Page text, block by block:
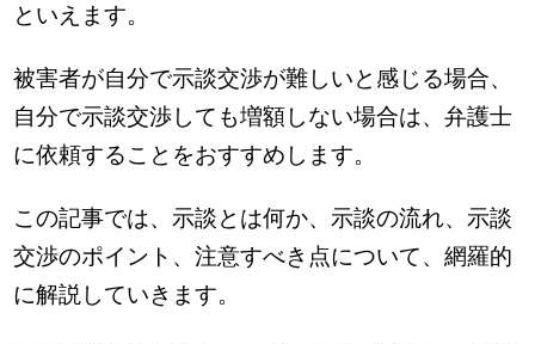
といえます。
被害者が自分で示談交渉が難しいと感じる場合、
自分で示談交渉しても増額しない場合は、弁護士
に依頼することをおすすめします。
この記事では、示談とは何か、示談の流れ、示談
交渉のポイント、注意すべき点について、網羅的
に解説していきます。